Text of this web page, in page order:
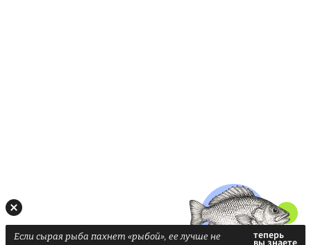
Если сырая рыба пахнет «рыбой», ее лучше не